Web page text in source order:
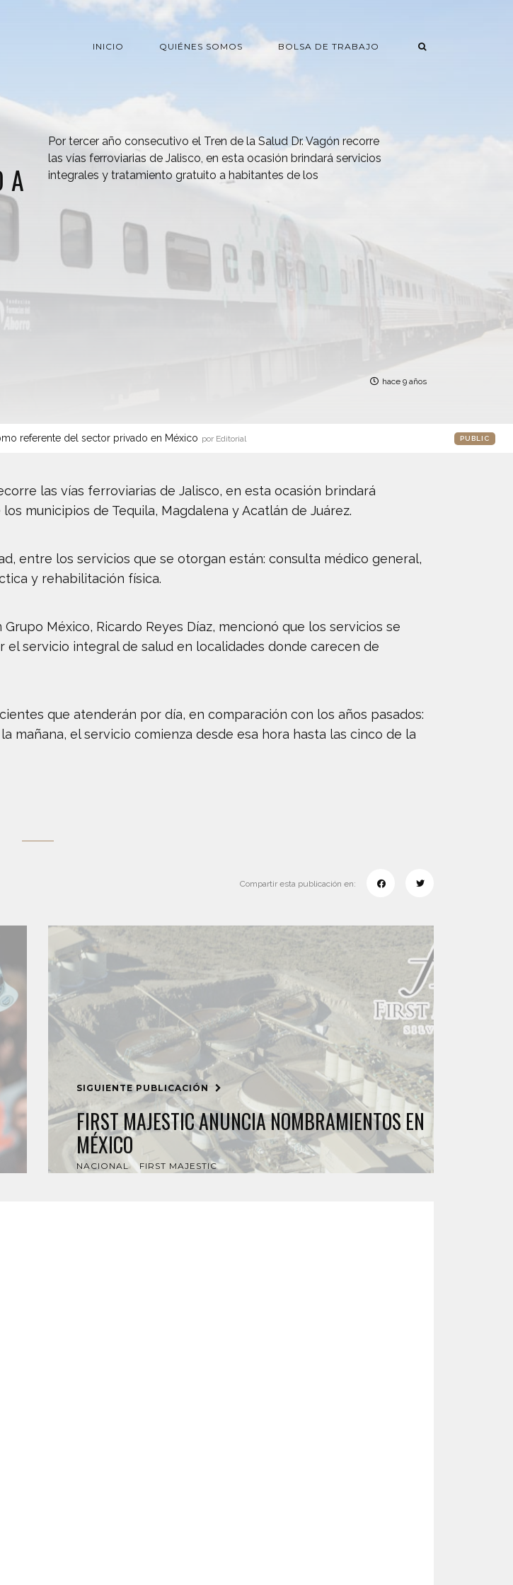
INICIO QUIÉNES SOMOS BOLSA DE TRABAJO
A
Por tercer año consecutivo el Tren de la Salud Dr. Vagón recorre
las vías ferroviarias de Jalisco, en esta ocasión brindará servicios
integrales y tratamiento gratuito a habitantes de los
hace 9 años
referente del sector privado en México por Editorial PUBLIC
las vías ferroviarias de Jalisco, en esta ocasión brindará
municipios de Tequila, Magdalena y Acatlán de Juárez.
entre los servicios que se otorgan están: consulta médico general,
y rehabilitación física.
México, Ricardo Reyes Díaz, mencionó que los servicios se
servicio integral de salud en localidades donde carecen de
que atenderán por día, en comparación con los años pasados:
mañana, el servicio comienza desde esa hora hasta las cinco de la
Compartir esta publicación en:
SIGUIENTE PUBLICACIÓN
FIRST MAJESTIC ANUNCIA NOMBRAMIENTOS EN
MÉXICO
NACIONAL FIRST MAJESTIC